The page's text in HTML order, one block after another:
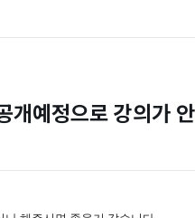
개예정으로 강의가